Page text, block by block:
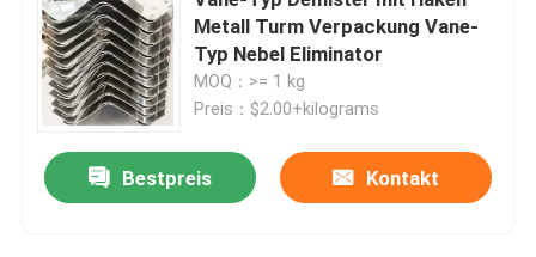
Lithiumcarbonat
Metall Turm Verpackung Vane-
Typ Nebel Eliminator
MOQ：>= 1 kg
Preis：$2.00+kilograms
Bestpreis Kontakt